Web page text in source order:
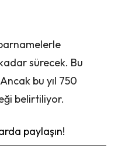
sürecek. Bu
bu yıl 750
belirtiliyor.
paylaşın!